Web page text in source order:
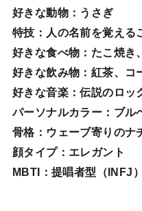
好きな動物：うさぎ
特技 ：人の名前を覚える
好きな食べ物 ：たこ焼き
好きな飲み物：紅茶、コ
好きな音楽：伝説のロッ
パーソナルカラー：ブル
骨格：ウェーブ寄りのナ
顔タイプ：エレガン ト
MBTI：提唱者型（INFJ）